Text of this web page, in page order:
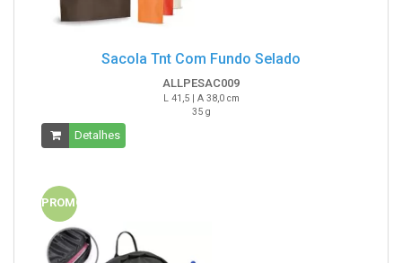
Sacola Tnt Com Fundo Selado
ALLPESAC009
L 41,5 | A 38,0 cm
35 g
Detalhes
PROMO